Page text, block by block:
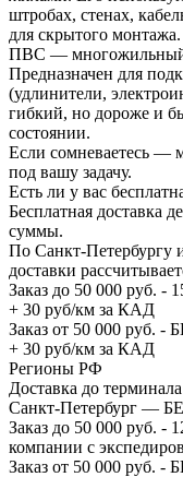
штробах, стенах,
для скрытого монтажа.
ПВС — многожильный
Предназначен для
(удлинители,
гибкий, но дороже и
состоянии.
Если сомневаетесь —
под вашу задачу.
Есть ли у вас
Бесплатная доставка
суммы.
По Санкт-Петербургу
доставки
Заказ до 50 000 руб. -
+ 30 руб/км за КАД
Заказ от 50 000 руб.
+ 30 руб/км за КАД
Регионы РФ
Доставка до
Санкт-Петербург —
Заказ до 50 000 руб. -
компании с
Заказ от 50 000 руб.